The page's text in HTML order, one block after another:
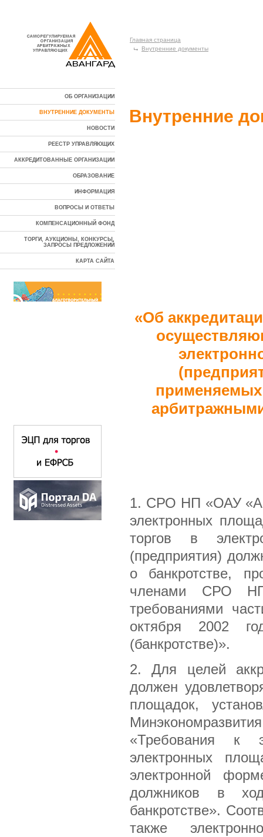
Главная страница
Внутренние документы
ОБ ОРГАНИЗАЦИИ
ВНУТРЕННИЕ ДОКУМЕНТЫ
НОВОСТИ
РЕЕСТР УПРАВЛЯЮЩИХ
АККРЕДИТОВАННЫЕ ОРГАНИЗАЦИИ
ОБРАЗОВАНИЕ
ИНФОРМАЦИЯ
ВОПРОСЫ И ОТВЕТЫ
КОМПЕНСАЦИОННЫЙ ФОНД
ТОРГИ, АУКЦИОНЫ, КОНКУРСЫ,
ЗАПРОСЫ ПРЕДЛОЖЕНИЙ
КАРТА САЙТА
Внутренние
«Об
1. СРО НП «ОАУ
электронных
торгов в
(предприятия)
о банкротстве,
членами СРО
требованиями
октября 2002
(банкротстве)».
2. Для целей
должен
площадок,
«Требования к
электронных
электронной
должников в
банкротстве».
также